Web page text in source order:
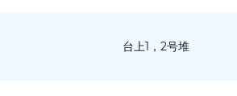
台上1，2号堆